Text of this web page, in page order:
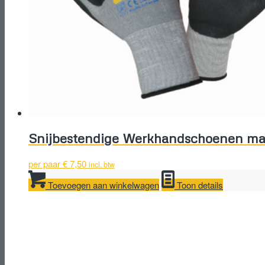
Snijbestendige Werkhandschoenen
per paar€7,50 incl. btw
Toevoegen aan winkelwagen Toon details